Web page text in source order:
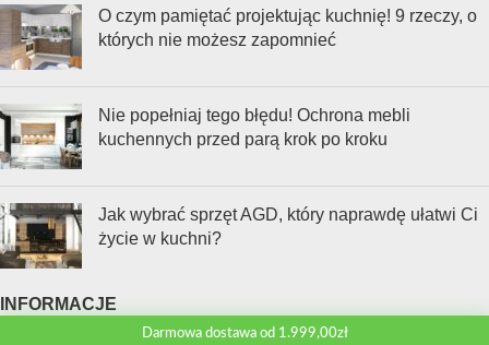
O czym pamiętać projektując kuchnię! 9 rzeczy, o
których nie możesz zapomnieć
Nie popełniaj tego błędu! Ochrona mebli
kuchennych przed parą krok po kroku
Jak wybrać sprzęt AGD, który naprawdę ułatwi Ci
życie w kuchni?
INFORMACJE
Darmowa dostawa od 1.999,00zł